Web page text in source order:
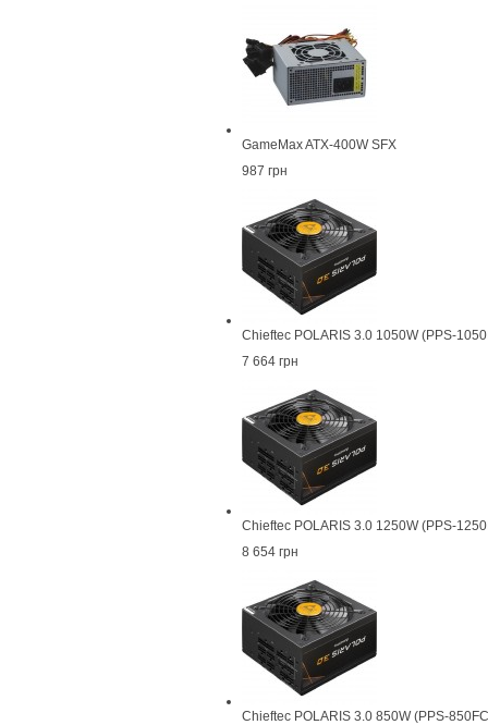
GameMax ATX-400W SFX
987 грн
Chieftec POLARIS 3.0 1050W (PPS-
7 664 грн
Chieftec POLARIS 3.0 1250W (PPS-
8 654 грн
Chieftec POLARIS 3.0 850W (PPS-